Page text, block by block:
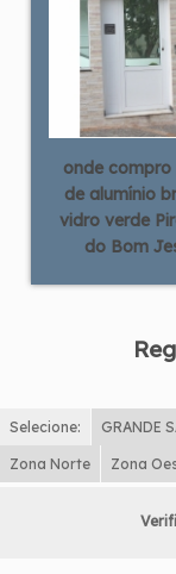
onde
de alumínio
vidro verde
do Bom
Selecione: GRANDE
Zona Norte Zona